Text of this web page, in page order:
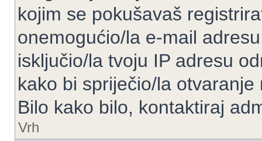
kojim se pokušavaš
onemogućio/la e-mail
isključio/la tvoju IP adresu
kako bi spriječio/la
Bilo kako bilo, kontaktiraj
Vrh